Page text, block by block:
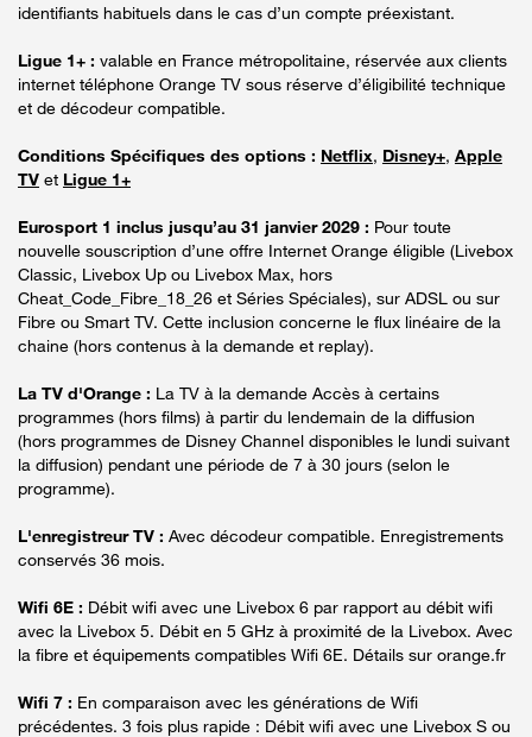
identifiants habituels dans le cas d’un compte préexistant.
Ligue 1+ : valable en France métropolitaine, réservée aux clients
internet téléphone Orange TV sous réserve d’éligibilité technique
et de décodeur compatible.
Conditions Spécifiques des options : Netflix, Disney+, Apple
TV et Ligue 1+
Eurosport 1 inclus jusqu’au 31 janvier 2029 : Pour toute
nouvelle souscription d’une offre Internet Orange éligible (Livebox
Classic, Livebox Up ou Livebox Max, hors
Cheat_Code_Fibre_18_26 et Séries Spéciales), sur ADSL ou sur
Fibre ou Smart TV. Cette inclusion concerne le flux linéaire de la
chaine (hors contenus à la demande et replay).
La TV d'Orange : La TV à la demande Accès à certains
programmes (hors films) à partir du lendemain de la diffusion
(hors programmes de Disney Channel disponibles le lundi suivant
la diffusion) pendant une période de 7 à 30 jours (selon le
programme).
L'enregistreur TV : Avec décodeur compatible. Enregistrements
conservés 36 mois.
Wifi 6E : Débit wifi avec une Livebox 6 par rapport au débit wifi
avec la Livebox 5. Débit en 5 GHz à proximité de la Livebox. Avec
la fibre et équipements compatibles Wifi 6E. Détails sur orange.fr
Wifi 7 : En comparaison avec les générations de Wifi
précédentes. 3 fois plus rapide : Débit wifi avec une Livebox S ou